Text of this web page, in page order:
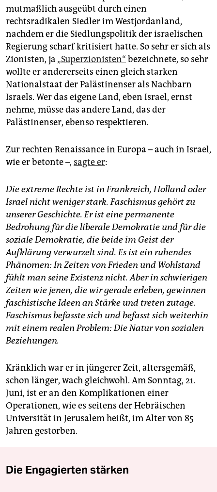
mutmaßlich ausgeübt durch einen
rechtsradikalen Siedler im Westjordanland,
nachdem er die Siedlungspolitik der israelischen
Regierung scharf kritisiert hatte. So sehr er sich als
Zionisten, ja „Superzionisten“ bezeichnete, so sehr
wollte er andererseits einen gleich starken
Nationalstaat der Palästinenser als Nachbarn
Israels. Wer das eigene Land, eben Israel, ernst
nehme, müsse das andere Land, das der
Palästinenser, ebenso respektieren.
Zur rechten Renaissance in Europa – auch in Israel,
wie er betonte –, sagte er:
Die extreme Rechte ist in Frankreich, Holland oder
Israel nicht weniger stark. Faschismus gehört zu
unserer Geschichte. Er ist eine permanente
Bedrohung für die liberale Demokratie und für die
soziale Demokratie, die beide im Geist der
Aufklärung verwurzelt sind. Es ist ein ruhendes
Phänomen: In Zeiten von Frieden und Wohlstand
fühlt man seine Existenz nicht. Aber in schwierigen
Zeiten wie jenen, die wir gerade erleben, gewinnen
faschistische Ideen an Stärke und treten zutage.
Faschismus befasste sich und befasst sich weiterhin
mit einem realen Problem: Die Natur von sozialen
Beziehungen.
Kränklich war er in jüngerer Zeit, altersgemäß,
schon länger, wach gleichwohl. Am Sonntag, 21.
Juni, ist er an den Komplikationen einer
Operationen, wie es seitens der Hebräischen
Universität in Jerusalem heißt, im Alter von 85
Jahren gestorben.
Die Engagierten stärken